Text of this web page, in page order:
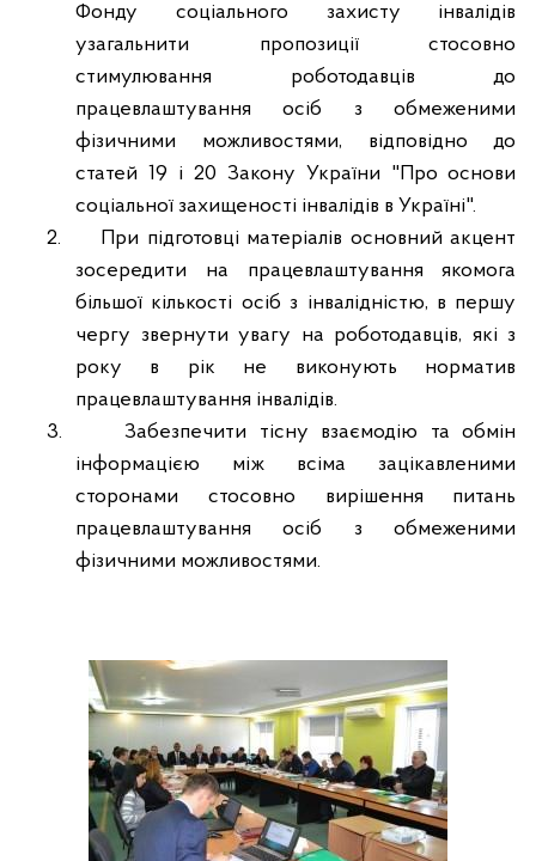
Фонду соціального захисту інвалідів
узагальнити пропозиції стосовно
стимулювання
роботодавців до
працевлаштування осіб з обмеженими
фізичними можливостями, відповідно до
статей 19 і 20 Закону України "Про основи
соціальної захищеності інвалідів в Україні".
2.
При підготовці матеріалів основний акцент
зосередити на працевлаштування якомога
більшої кількості осіб з інвалідністю, в першу
чергу звернути увагу на роботодавців, які з
року в рік не виконують норматив
працевлаштування інвалідів.
3.
Забезпечити тісну взаємодію та обмін
інформацією між всіма зацікавленими
сторонами стосовно вирішення питань
працевлаштування осіб з обмеженими
фізичними можливостями.